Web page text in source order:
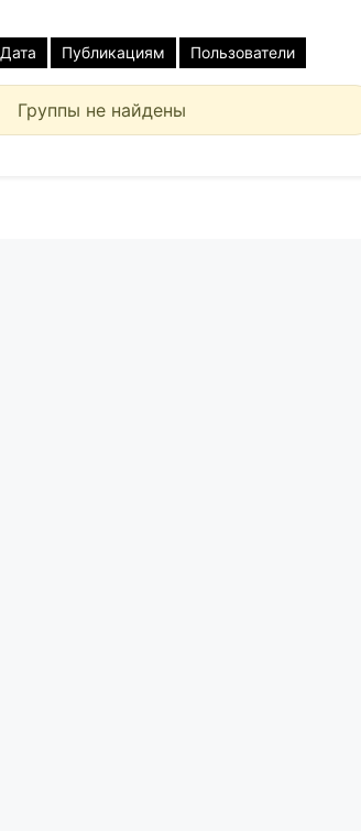
Дата Публикациям Пользователи
Группы не найдены